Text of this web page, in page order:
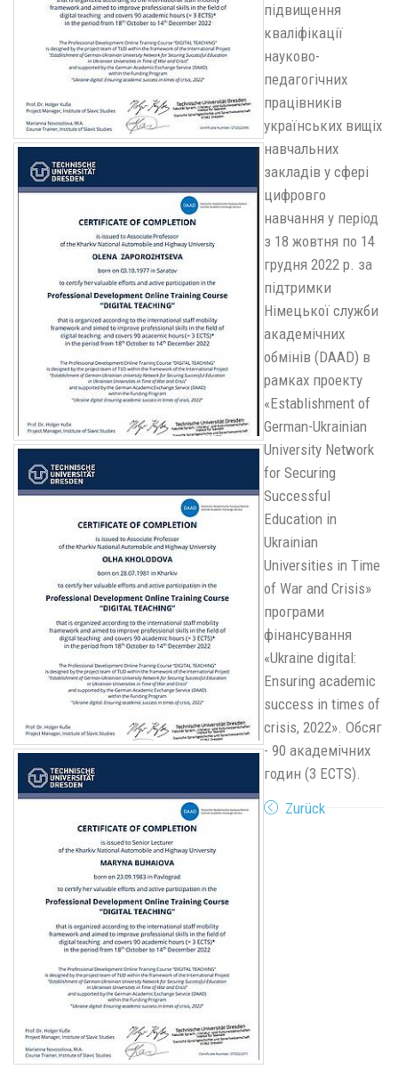
підвищення
кваліфікації
науково-
педагогічних
працівників
українських вищіх
навчальних
закладів у сфері
цифровго
навчання у період
з 18 жовтня по 14
грудня 2022 р. за
підтримки
Німецької служби
академічних
обмінів (DAAD) в
рамках проекту
«Establishment of
German-Ukrainian
University Network
for Securing
Successful
Education in
Ukrainian
Universities in Time
of War and Crisis»
програми
фінансування
«Ukraine digital:
Ensuring academic
success in times of
crisis, 2022». Обсяг
- 90 академічних
годин (3 ECTS).
Zurück